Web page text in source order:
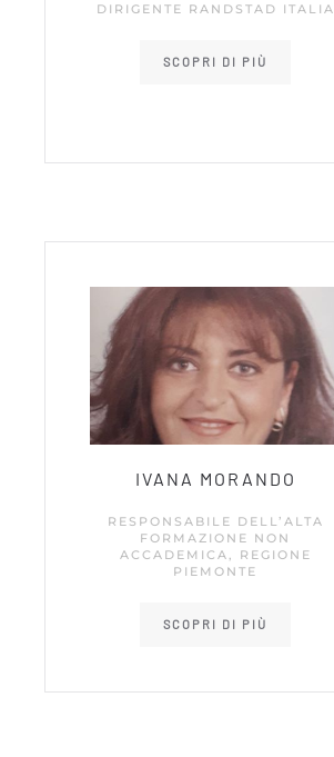
DIRIGENTE RANDSTAD ITALIA
SCOPRI DI PIÙ
IVANA MORANDO
RESPONSABILE DELL’ALTA
FORMAZIONE NON
ACCADEMICA, REGIONE
PIEMONTE
SCOPRI DI PIÙ